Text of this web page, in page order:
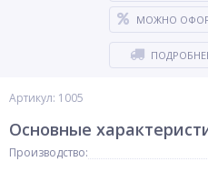
Артикул: 1005
МОЖНО
Основные
Производство: